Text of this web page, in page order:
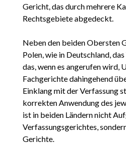
Gericht, das durch mehrere
Rechtsgebiete abgedeckt.
Neben den beiden Obersten
Polen, wie in Deutschland,
das, wenn es angerufen wird,
Fachgerichte dahingehend
Einklang mit der Verfassung
korrekten Anwendung des
ist in beiden Ländern nicht
Verfassungsgerichtes,
Gerichte.